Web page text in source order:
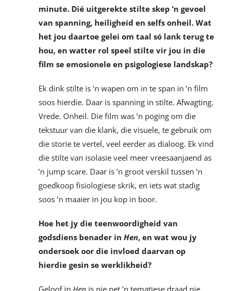
minute. Dié uitgerekte stilte skep ’n gevoel
van spanning, heiligheid en selfs onheil. Wat
het jou daartoe gelei om taal só lank terug te
hou, en watter rol speel stilte vir jou in die
film se emosionele en psigologiese landskap?
Ek dink stilte is ’n wapen om in te span in ’n film
soos hierdie. Daar is spanning in stilte. Afwagting.
Vrede. Onheil. Die film was ’n poging om die
tekstuur van die klank, die visuele, te gebruik om
die storie te vertel, veel eerder as dialoog. Ek vind
die stilte van isolasie veel meer vreesaanjaend as
’n jump scare. Daar is ’n groot verskil tussen ’n
goedkoop fisiologiese skrik, en iets wat stadig
soos ’n maaier in jou kop in boor.
Hoe het jy die teenwoordigheid van
godsdiens benader in Hen, en wat wou jy
ondersoek oor die invloed daarvan op
hierdie gesin se werklikheid?
Geloof in Hen is nie net ’n tematiese draad nie,